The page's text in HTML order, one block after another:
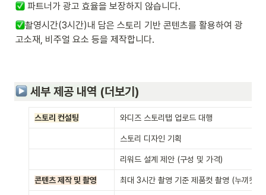
파트너가 광고 효율을 보장하지 않습니다.
촬영시간(3시간)내 담은 스토리 기반 콘텐츠를 활용하여 광
고소재, 비주얼 요소 등을 제작합니다.
세부 제공 내역 (더보기)
스토리 컨설팅 와디즈 스토리탭 업로드 대행
스토리 디자인 기획
리워드 설계 제안 (구성 및 가격)
콘텐츠 제작 및 촬영 최대 3시간 촬영 기준 제품컷 촬영 (누끼컷,